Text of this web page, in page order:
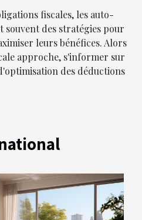
fiscales, les auto-
des stratégies pour
leurs bénéfices. Alors
approche, s'informer sur
des déductions